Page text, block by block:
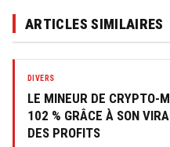
ARTICLES SIMILAIRES
DIVERS
LE MINEUR DE CRYPTO-
102 % GRÂCE À SON
DES PROFITS